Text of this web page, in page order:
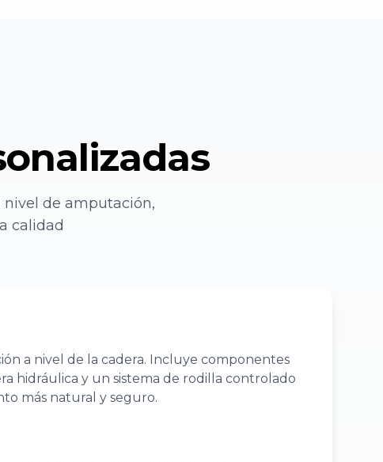
nivel de amputación,
calidad
a nivel de la cadera. Incluye componentes
hidráulica y un sistema de rodilla controlado
más natural y seguro.